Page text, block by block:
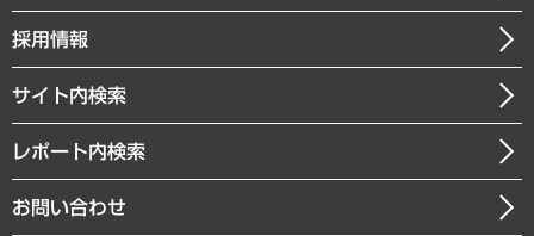
GRC（ガバナンス・リスク・コンプライアンス）・防災（政策）
経済・産業・雇用・労働
まちづくり・観光・交通・スポーツ・スマートシティ
自然資源・農林水産業・食料システム
経営用語集
受託・受注実績（官公庁関連）
メディア掲載・出演
社長メッセージ
会社概要
沿革
組織図・本部部室紹介
インドネシア現地法人
ニュースリリース
お知らせ
採用情報
サイト内検索
レポート内検索
お問い合わせ